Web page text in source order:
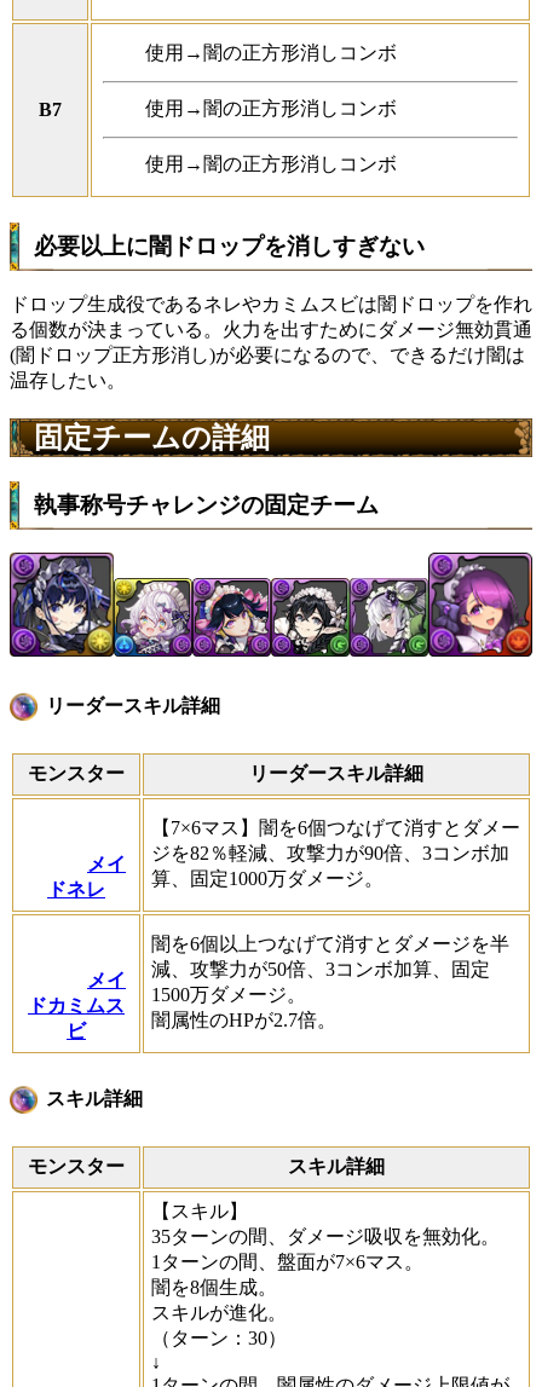
B7
使用→闇の正方形消しコンボ
使用→闇の正方形消しコンボ
使用→闇の正方形消しコンボ
必要以上に闇ドロップを消しすぎない
ドロップ生成役であるネレやカミムスビは闇ドロップを作れ
る個数が決まっている。火力を出すためにダメージ無効貫通
(闇ドロップ正方形消し)が必要になるので、できるだけ闇は
温存したい。
固定チームの詳細
執事称号チャレンジの固定チーム
リーダースキル詳細
モンスター リーダースキル詳細
メイ
ドネレ
【7×6マス】闇を6個つなげて消すとダメー
ジを82％軽減、攻撃力が90倍、3コンボ加
算、固定1000万ダメージ。
メイ
ドカミムス
ビ
闇を6個以上つなげて消すとダメージを半
減、攻撃力が50倍、3コンボ加算、固定
1500万ダメージ。
闇属性のHPが2.7倍。
スキル詳細
モンスター スキル詳細
【スキル】
35ターンの間、ダメージ吸収を無効化。
1ターンの間、盤面が7×6マス。
闇を8個生成。
スキルが進化。
（ターン：30）
↓